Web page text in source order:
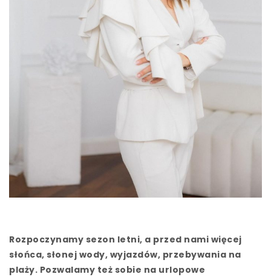
Rozpoczynamy sezon letni, a przed nami więcej
słońca, słonej wody, wyjazdów, przebywania na
plaży. Pozwalamy też sobie na urlopowe